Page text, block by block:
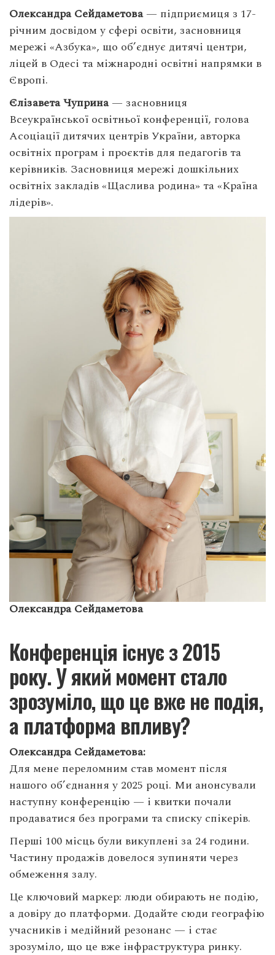
Олександра Сейдаметова— підприємиця з 17-
річним досвідом у сфері освіти, засновниця
мережі «Азбука», що об’єднує дитячі центри,
ліцей в Одесі та міжнародні освітні напрямки в
Європі.
Єлізавета Чуприна— засновниця
Всеукраїнської освітньої конференції, голова
Асоціації дитячих центрів України, авторка
освітніх програм і проєктів для педагогів та
керівників. Засновниця мережі дошкільних
освітніх закладів «Щаслива родина» та «Країна
лідерів».
Олександра Сейдаметова
Конференція існує з 2015
року. У який момент стало
зрозуміло, що це вже не подія,
а платформа впливу?
Олександра Сейдаметова:
Для мене переломним став момент після
нашого об’єднання у 2025 році. Ми анонсували
наступну конференцію — і квитки почали
продаватися без програми та списку спікерів.
Перші 100 місць були викуплені за 24 години.
Частину продажів довелося зупиняти через
обмеження залу.
Це ключовий маркер: люди обирають не подію,
а довіру до платформи. Додайте сюди географію
учасників і медійний резонанс — і стає
зрозуміло, що це вже інфраструктура ринку.